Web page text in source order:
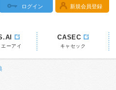
ログイン 新規会員登録
ーアイ
CASEC
キャセック